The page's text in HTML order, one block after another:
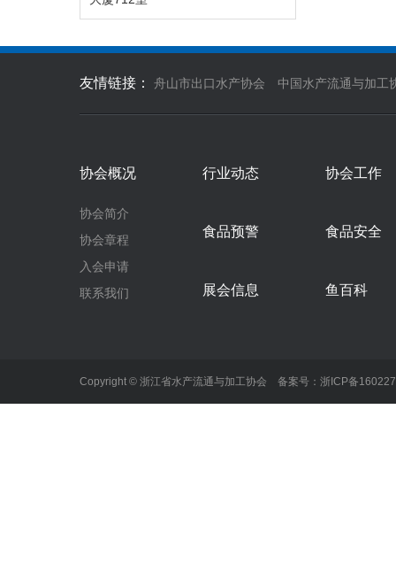
友情链接： 舟山市出口水产协会 中国水产流通与加工
协会概况
协会简介
协会章程
入会申请
联系我们
行业动态 协会工作
食品预警 食品安全
展会信息 鱼百科
Copyright © 浙江省水产流通与加工协会 备案号： 浙ICP备